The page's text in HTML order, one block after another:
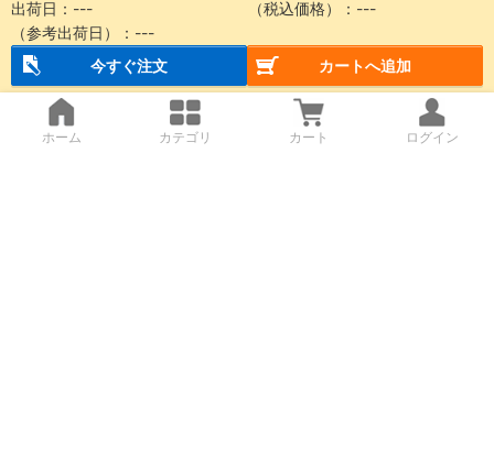
出荷日： --- （税込価格）： ---
（参考出荷日）： ---
今すぐ注文
カートへ追加
ホーム カテゴリ カート ログイン